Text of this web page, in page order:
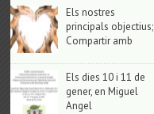
Els nostres
principals objectius;
Compartir amb
Els dies 10 i 11 de
gener, en Miguel
Angel